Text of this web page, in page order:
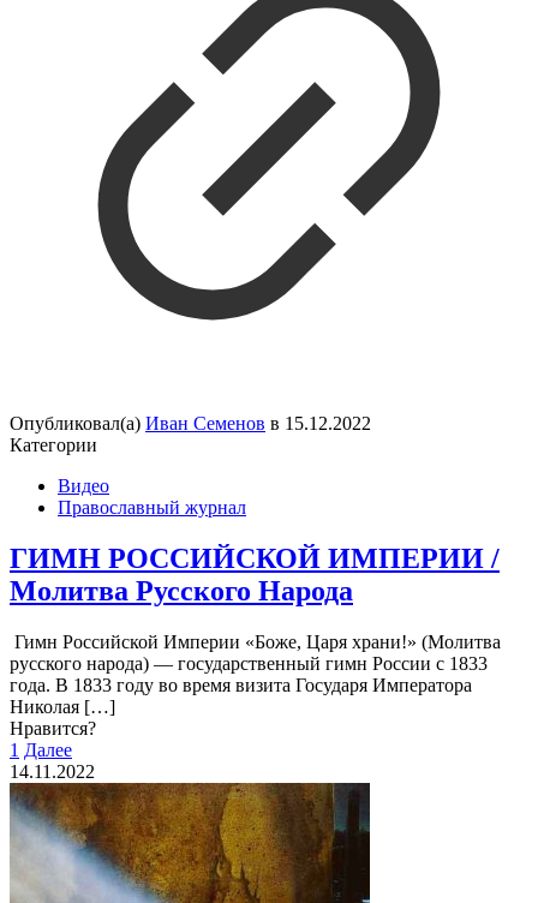
Опубликовал(а) Иван Семенов в 15.12.2022
Категории
Видео
Православный журнал
ГИМН РОССИЙСКОЙ ИМПЕРИИ /
Молитва Русского Народа
Гимн Российской Империи «Боже, Царя храни!» (Молитва
русского народа) — государственный гимн России с 1833
года. В 1833 году во время визита Государя Императора
Николая […]
Нравится?
1 Далее
14.11.2022